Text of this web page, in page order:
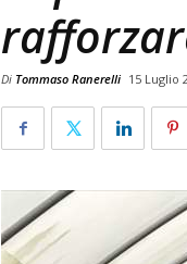
Di Tommaso Ranerelli 15 Luglio